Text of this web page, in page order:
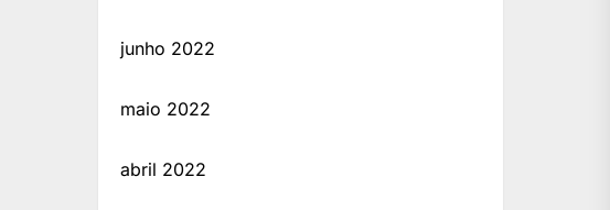
junho 2022
maio 2022
abril 2022